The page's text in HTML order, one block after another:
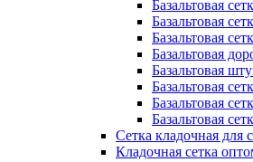
Базальтовая
Базальтовая
Базальтовая
Базальтовая
Базальтовая
Базальтовая
Базальтовая
Базальтовая
Сетка кладочная для
Кладочная сетка